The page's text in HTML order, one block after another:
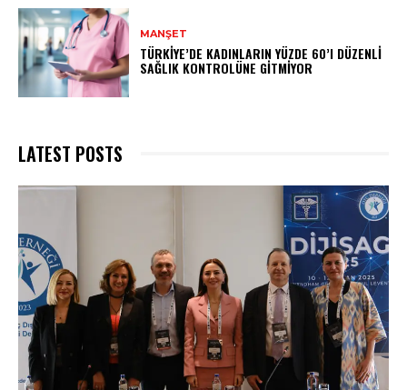
MANŞET
TÜRKIYE’DE KADINLARIN YÜZDE 60’I DÜZENLI
SAĞLIK KONTROLÜNE GITMIYOR
LATEST POSTS